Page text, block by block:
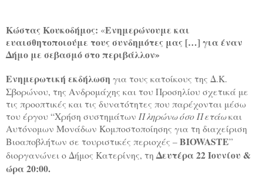
Κώστας Κουκοδήμος: «Ενημερώνουμε και
ευαισθητοποιούμε τους συνδημότες μας […] για έναν
Δήμο με σεβασμό στο περιβάλλον»
Eνημερωτική εκδήλωση για τους κατοίκους της Δ.Κ.
Σβορώνου, της Ανδρομάχης και του Προσηλίου σχετικά με
τις προοπτικές και τις δυνατότητες που παρέχονται μέσω
του έργου “Χρήση συστημάτων Πληρώνω όσο Πετάωκαι
Αυτόνομων Μονάδων Κομποστοποίησης για τη διαχείριση
Βιοαποβλήτων σε τουριστικές περιοχές –BIOWASTE”
διοργανώνει ο Δήμος Κατερίνης, τηΔευτέρα 22 Ιουνίου &
ώρα 20:00.